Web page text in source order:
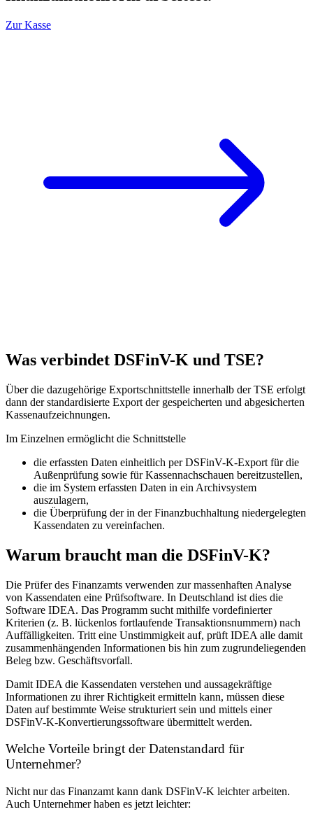
Zur Kasse
Was verbindet DSFinV-K und TSE?
Über die dazugehörige Exportschnittstelle innerhalb der TSE erfolgt
dann der standardisierte Export der gespeicherten und abgesicherten
Kassenaufzeichnungen.
Im Einzelnen ermöglicht die Schnittstelle
die erfassten Daten einheitlich per DSFinV-K-Export für die
Außenprüfung sowie für Kassennachschauen bereitzustellen,
die im System erfassten Daten in ein Archivsystem
auszulagern,
die Überprüfung der in der Finanzbuchhaltung niedergelegten
Kassendaten zu vereinfachen.
Warum braucht man die DSFinV-K?
Die Prüfer des Finanzamts verwenden zur massenhaften Analyse
von Kassendaten eine Prüfsoftware. In Deutschland ist dies die
Software IDEA. Das Programm sucht mithilfe vordefinierter
Kriterien (z. B. lückenlos fortlaufende Transaktionsnummern) nach
Auffälligkeiten. Tritt eine Unstimmigkeit auf, prüft IDEA alle damit
zusammenhängenden Informationen bis hin zum zugrundeliegenden
Beleg bzw. Geschäftsvorfall.
Damit IDEA die Kassendaten verstehen und aussagekräftige
Informationen zu ihrer Richtigkeit ermitteln kann, müssen diese
Daten auf bestimmte Weise strukturiert sein und mittels einer
DSFinV-K-Konvertierungssoftware übermittelt werden.
Welche Vorteile bringt der Datenstandard für
Unternehmer?
Nicht nur das Finanzamt kann dank DSFinV-K leichter arbeiten.
Auch Unternehmer haben es jetzt leichter: